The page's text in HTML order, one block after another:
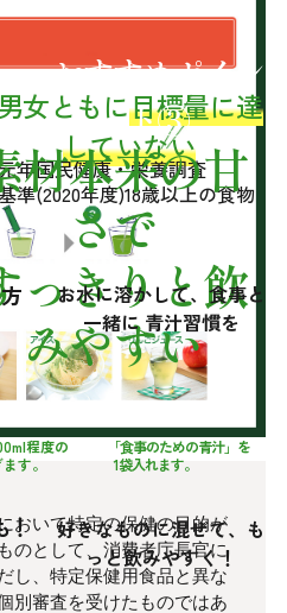
女ともに目標量に達
していない
国民健康・栄養調査
準(2020年度)18歳以上の食物
おすすめポイン
ト③
材本来の甘
さで
っきりと飲
みやすい
お水に溶かして、食事と
一緒に 青汁習慣を
程度の
す。
「食事のための青汁」を
1袋入れます。
！
好きなものに混ぜて、も
っと飲みやすく！
おいて特定の保健の目的が
のとして、消費者庁長官に
し、特定保健用食品と異な
別審査を受けたものではあ